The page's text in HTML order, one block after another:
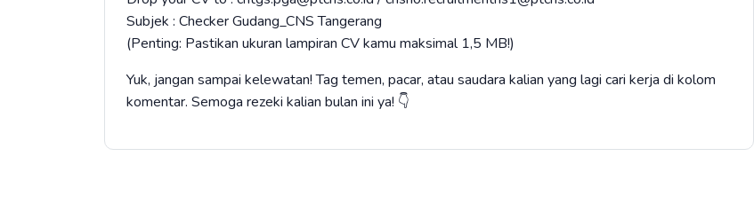
Subjek : Checker Gudang_CNS Tangerang
(Penting: Pastikan ukuran lampiran CV kamu maksimal 1,5 MB!)
​Yuk, jangan sampai kelewatan! Tag temen, pacar, atau saudara kalian yang lagi cari kerja di kolom
komentar. Semoga rezeki kalian bulan ini ya! 👇